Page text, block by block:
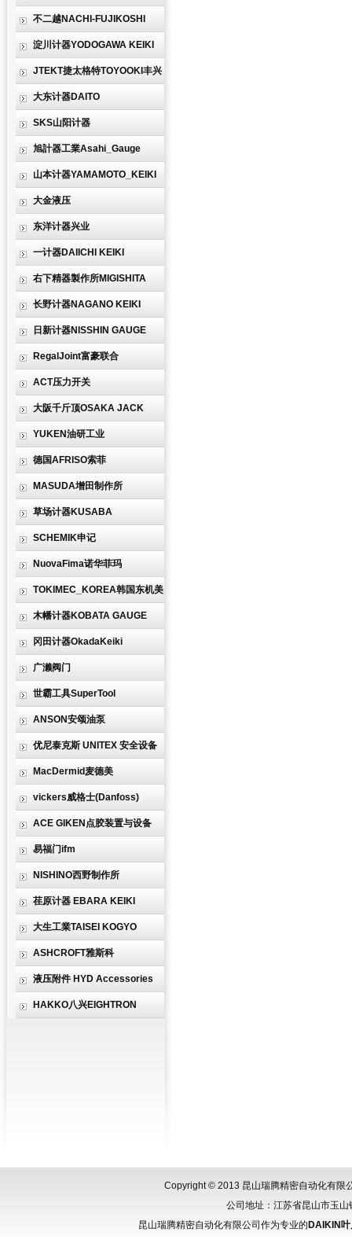
不二越NACHI-FUJIKOSHI
淀川计器YODOGAWA KEIKI
JTEKT捷太格特TOYOOKI丰兴
大东计器DAITO
SKS山阳计器
旭計器工業Asahi_Gauge
山本计器YAMAMOTO_KEIKI
大金液压
东洋计器兴业
一计器DAIICHI KEIKI
右下精器製作所MIGISHITA
长野计器NAGANO KEIKI
日新计器NISSHIN GAUGE
RegalJoint富豪联合
ACT压力开关
大阪千斤顶OSAKA JACK
YUKEN油研工业
德国AFRISO索菲
MASUDA增田制作所
草场计器KUSABA
SCHEMIK申记
NuovaFima诺华菲玛
TOKIMEC_KOREA韩国东机美
木幡计器KOBATA GAUGE
冈田计器OkadaKeiki
广濑阀门
世霸工具SuperTool
ANSON安颂油泵
优尼泰克斯 UNITEX 安全设备
MacDermid麦德美
vickers威格士(Danfoss)
ACE GIKEN点胶装置与设备
易福门ifm
NISHINO西野制作所
荏原计器 EBARA KEIKI
大生工業TAISEI KOGYO
ASHCROFT雅斯科
液压附件 HYD Accessories
HAKKO八兴EIGHTRON
Copyright © 2013 昆山瑞腾精密自动化有限
公司地址：江苏省昆山市玉
昆山瑞腾精密自动化有限公司作为专业的 DAIKIN